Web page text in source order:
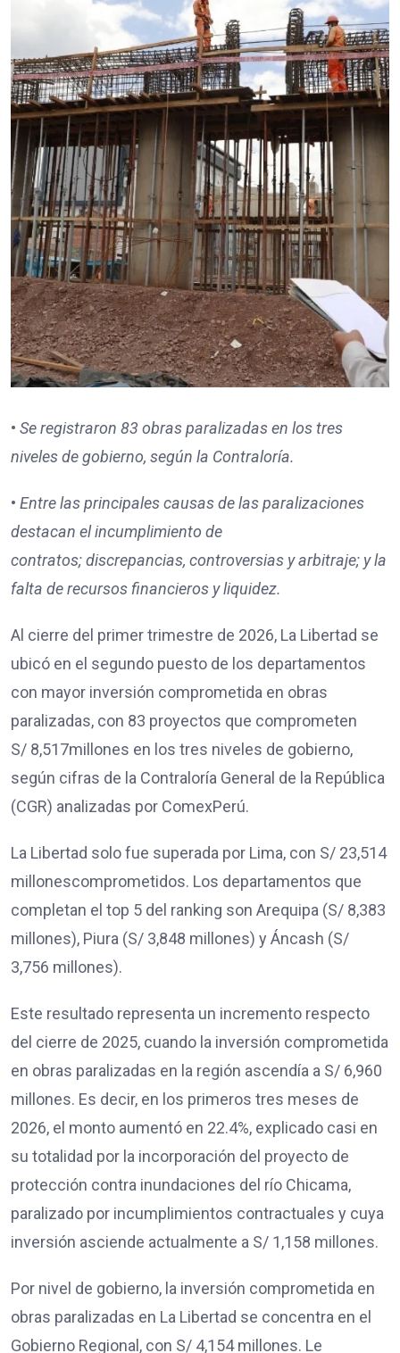
• Se registraron 83 obras paralizadas en los tres
niveles de gobierno, según la Contraloría.
• Entre las principales causas de las paralizaciones
destacan el incumplimiento de
contratos;discrepancias, controversias y arbitraje; yla
falta de recursos financieros y liquidez.
Al cierre del primer trimestre de 2026, La Libertad se
ubicó en el segundo puesto de los departamentos
con mayor inversión comprometida en obras
paralizadas, con 83 proyectos que comprometen
S/ 8,517millones en los tres niveles de gobierno,
según cifras de la Contraloría General de la República
(CGR) analizadas por ComexPerú.
La Libertad solo fue superada por Lima, con S/ 23,514
millonescomprometidos. Los departamentos que
completan el top 5 del ranking son Arequipa (S/ 8,383
millones), Piura (S/ 3,848 millones) y Áncash (S/
3,756 millones).
Este resultado representa un incremento respecto
del cierre de 2025, cuando la inversión comprometida
en obras paralizadas en la región ascendía a S/ 6,960
millones. Es decir, en los primeros tres meses de
2026, el monto aumentó en 22.4%, explicado casi en
su totalidad por la incorporación del proyecto de
protección contra inundaciones del río Chicama,
paralizado por incumplimientos contractuales y cuya
inversión asciende actualmente a S/ 1,158 millones.
Por nivel de gobierno, la inversión comprometida en
obras paralizadas en La Libertad se concentra en el
Gobierno Regional, con S/ 4,154 millones. Le